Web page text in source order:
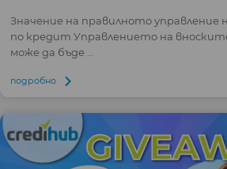
Значение на правилното управление
по кредит Управлението на
може да бъде ...
подробно